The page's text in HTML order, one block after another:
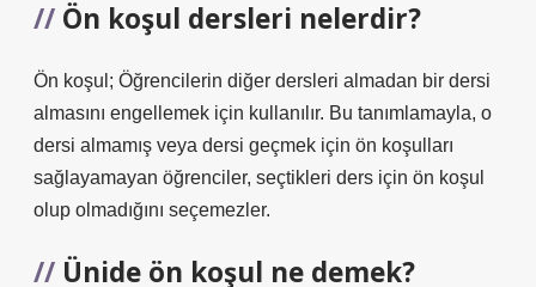
Ön koşul dersleri nelerdir?
Ön koşul; Öğrencilerin diğer dersleri almadan bir dersi
almasını engellemek için kullanılır. Bu tanımlamayla, o
dersi almamış veya dersi geçmek için ön koşulları
sağlayamayan öğrenciler, seçtikleri ders için ön koşul
olup olmadığını seçemezler.
Ünide ön koşul ne demek?